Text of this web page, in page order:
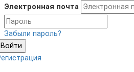
Электронная почта
Забыли пароль?
Войти